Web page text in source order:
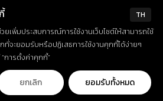
over the counter
over the counter
price
100mcg without a doctor
TH
ยเพิ่มประสบการณ์การใช้งานเว็บไซต์ให้สามารถใช้
จะยอมรับหรือปฏิเสธการใช้งานคุกกี้ได้ง่ายๆ
การตั้งค่าคุกกี้”
ยกเลิก ยอมรับทั้งหมด